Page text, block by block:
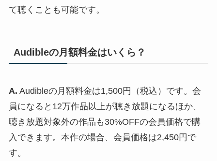
て聴くことも可能です。
Audibleの月額料金はいくら？
A. Audibleの月額料金は1,500円（税込）です。会
員になると12万作品以上が聴き放題になるほか、
聴き放題対象外の作品も30%OFFの会員価格で購
入できます。本作の場合、会員価格は2,450円で
す。